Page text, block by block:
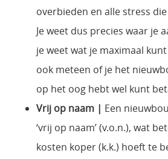
overbieden en alle stress
Je weet dus precies waar je
je weet wat je maximaal
ook meteen of je het
op het oog hebt wel kunt
Vrij op naam | Een
‘vrij op naam’ (v.o.n.), wat
kosten koper (k.k.) hoeft te